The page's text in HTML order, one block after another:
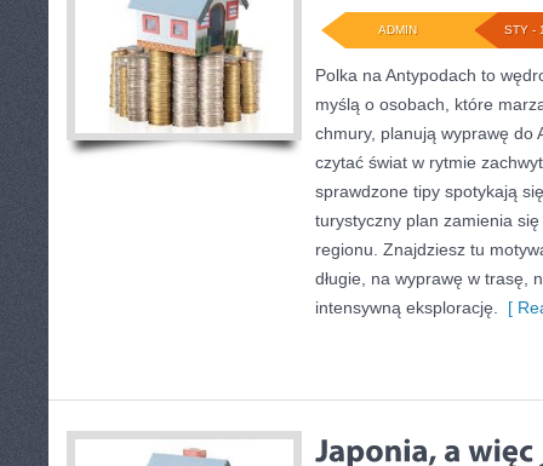
STY -
ADMIN
Polka na Antypodach to
myślą o osobach, które
chmury, planują wyprawę do
czytać świat w rytmie
sprawdzone tipy spotykają
turystyczny plan zamienia
regionu. Znajdziesz tu
długie, na wyprawę w trasę,
intensywną eksplorację.
[